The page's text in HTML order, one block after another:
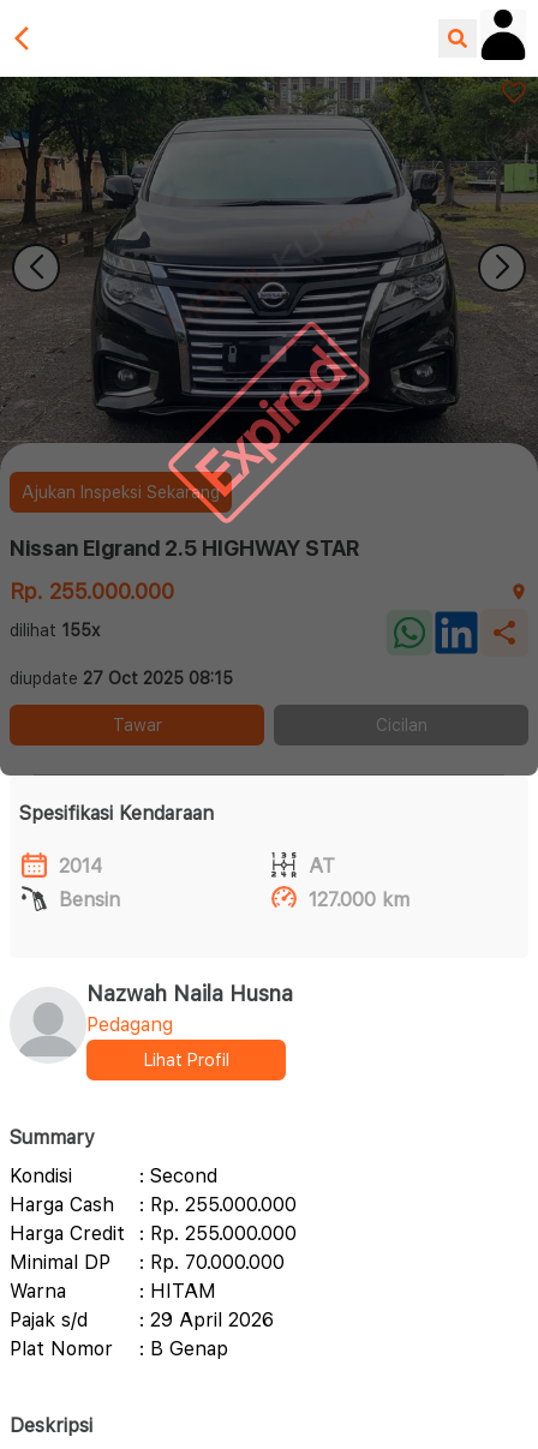
Expired
Ajukan Inspeksi Sekarang
Nissan Elgrand 2.5 HIGHWAY STAR
Rp. 255.000.000
dilihat 155x
diupdate 27 Oct 2025 08:15
Tawar Cicilan
Spesifikasi Kendaraan
2014
AT
Bensin
127.000 km
Nazwah Naila Husna
Pedagang
Lihat Profil
Summary
Kondisi
: Second
Harga Cash
: Rp. 255.000.000
Harga Credit
: Rp. 255.000.000
Minimal DP
: Rp. 70.000.000
Warna
: HITAM
Pajak s/d
: 29 April 2026
Plat Nomor
: B Genap
Deskripsi